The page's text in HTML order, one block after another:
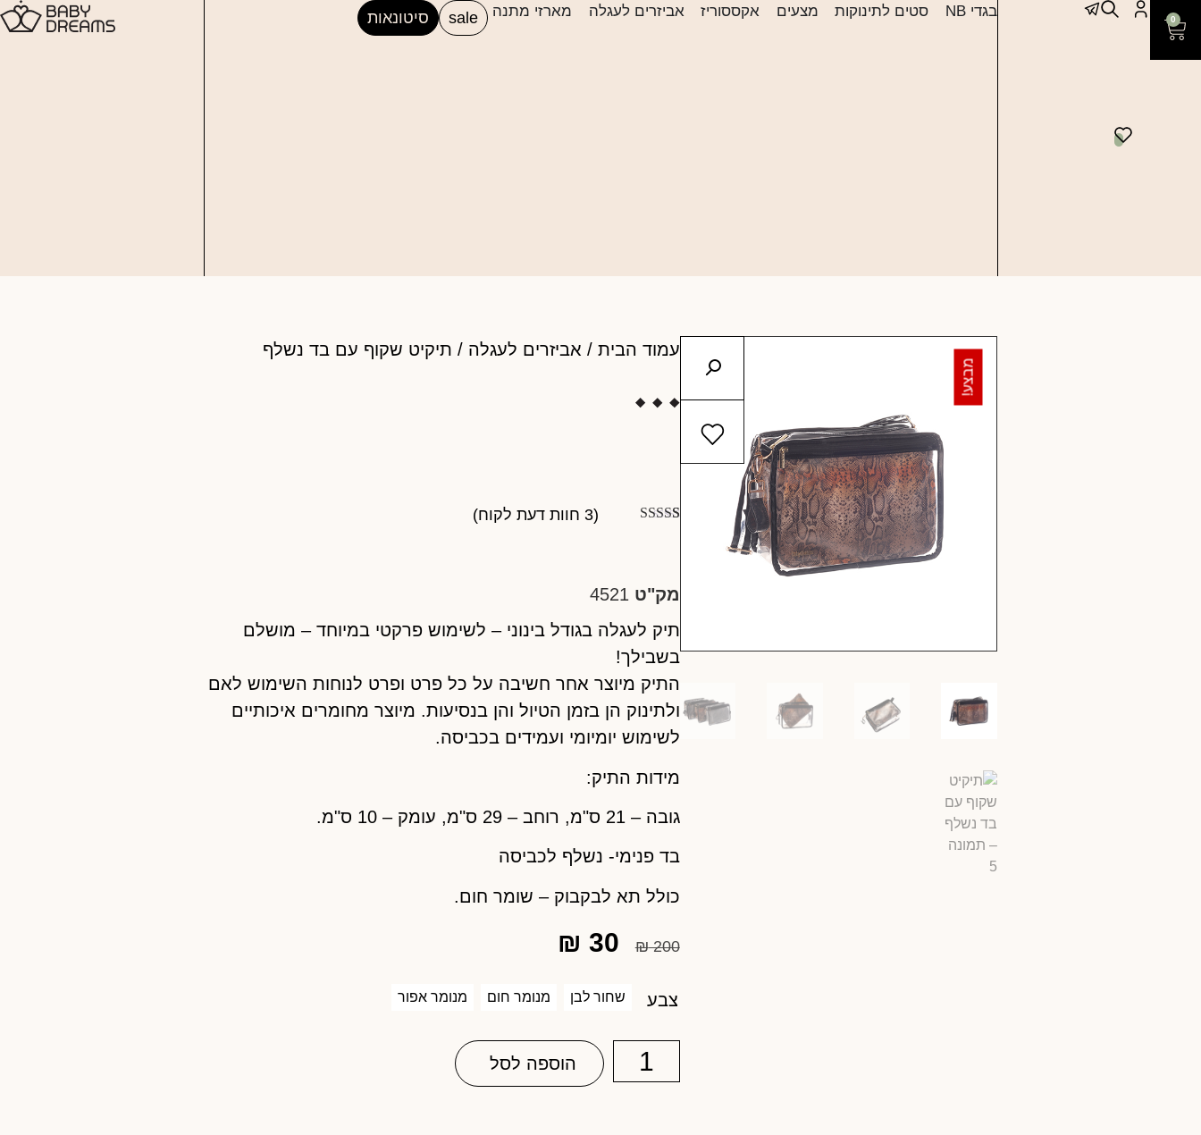
0 בגדי NB סטים לתינוקות מצעים אקססוריז אביזרים לעגלה מארזי מתנה sale סיטונאות
מבצע!
עמוד הבית / אביזרים לעגלה / תיקיט שקוף עם בד נשלף
לקוחות
(
3חוות דעת לקוח)
מק"ט 4521
תיק לעגלה בגודל בינוני – לשימוש פרקטי במיוחד – מושלם
בשבילך!
התיק מיוצר אחר חשיבה על כל פרט ופרט לנוחות השימוש לאם
ולתינוק הן בזמן הטיול והן בנסיעות. מיוצר מחומרים איכותיים
לשימוש יומיומי ועמידים בכביסה.
מידות התיק:
גובה – 21 ס"מ, רוחב – 29 ס"מ, עומק – 10 ס"מ.
בד פנימי- נשלף לכביסה
כולל תא לבקבוק – שומר חום.
₪200
₪ 30
צבע שחור לבן מנומר חום מנומר אפור
הוספה לסל